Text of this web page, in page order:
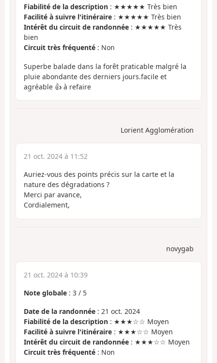
Fiabilité de la description : ★★★★★ Très bien
Facilité à suivre l'itinéraire : ★★★★★ Très bien
Intérêt du circuit de randonnée : ★★★★★ Très
bien
Circuit très fréquenté : Non
Superbe balade dans la forêt praticable malgré la
pluie abondante des derniers jours.facile et
agréable 👍 à refaire
Lorient Agglomération
21 oct. 2024 à 11:52
Auriez-vous des points précis sur la carte et la
nature des dégradations ?
Merci par avance,
Cordialement,
novygab
21 oct. 2024 à 10:39
Note globale : 3 / 5
Date de la randonnée : 21 oct. 2024
Fiabilité de la description : ★★★☆☆ Moyen
Facilité à suivre l'itinéraire : ★★★☆☆ Moyen
Intérêt du circuit de randonnée : ★★★☆☆ Moyen
Circuit très fréquenté : Non